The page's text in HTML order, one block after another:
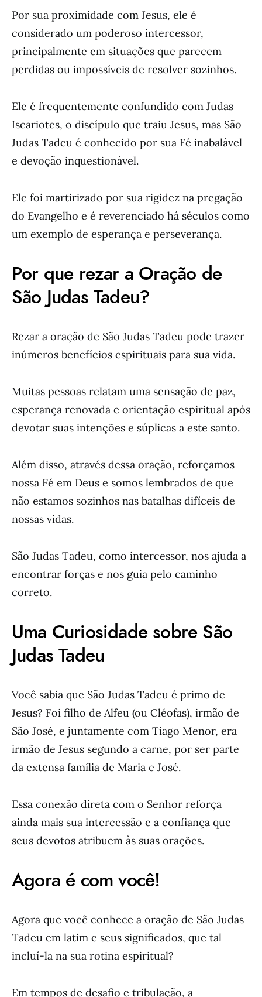
Por sua proximidade com Jesus, ele é
considerado um poderoso intercessor,
principalmente em situações que parecem
perdidas ou impossíveis de resolver sozinhos.
Ele é frequentemente confundido com Judas
Iscariotes, o discípulo que traiu Jesus, mas São
Judas Tadeu é conhecido por sua Fé inabalável
e devoção inquestionável.
Ele foi martirizado por sua rigidez na pregação
do Evangelho e é reverenciado há séculos como
um exemplo de esperança e perseverança.
Por que rezar a Oração de
São Judas Tadeu?
Rezar a oração de São Judas Tadeu pode trazer
inúmeros benefícios espirituais para sua vida.
Muitas pessoas relatam uma sensação de paz,
esperança renovada e orientação espiritual após
devotar suas intenções e súplicas a este santo.
Além disso, através dessa oração, reforçamos
nossa Fé em Deus e somos lembrados de que
não estamos sozinhos nas batalhas difíceis de
nossas vidas.
São Judas Tadeu, como intercessor, nos ajuda a
encontrar forças e nos guia pelo caminho
correto.
Uma Curiosidade sobre São
Judas Tadeu
Você sabia que São Judas Tadeu é primo de
Jesus? Foi filho de Alfeu (ou Cléofas), irmão de
São José, e juntamente com Tiago Menor, era
irmão de Jesus segundo a carne, por ser parte
da extensa família de Maria e José.
Essa conexão direta com o Senhor reforça
ainda mais sua intercessão e a confiança que
seus devotos atribuem às suas orações.
Agora é com você!
Agora que você conhece a oração de São Judas
Tadeu em latim e seus significados, que tal
incluí-la na sua rotina espiritual?
Em tempos de desafio e tribulação, a